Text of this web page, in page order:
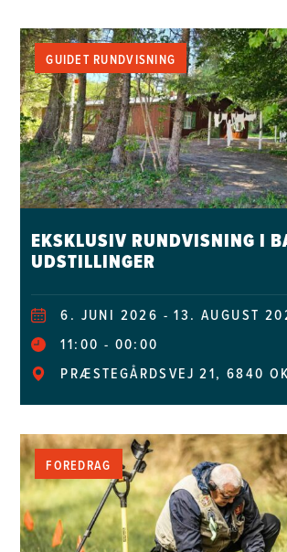
GUIDET RUNDVISNING
EKSKLUSIV RUNDVISNING I
UDSTILLINGER
6. JUNI 2026 - 13. AUGUST
11:00
00:00
PRÆSTEGÅRDSVEJ 21, 6840
FOREDRAG